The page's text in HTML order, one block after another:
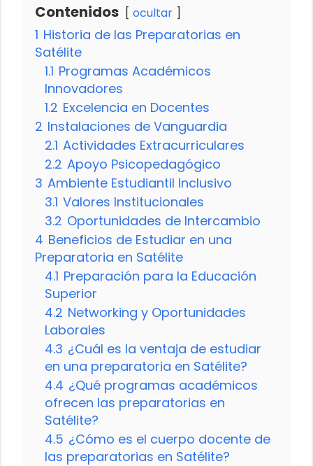
Contenidos ocultar
1 Historia de las Preparatorias en
Satélite
1.1 Programas Académicos
Innovadores
1.2 Excelencia en Docentes
2 Instalaciones de Vanguardia
2.1 Actividades Extracurriculares
2.2 Apoyo Psicopedagógico
3 Ambiente Estudiantil Inclusivo
3.1 Valores Institucionales
3.2 Oportunidades de Intercambio
4 Beneficios de Estudiar en una
Preparatoria en Satélite
4.1 Preparación para la Educación
Superior
4.2 Networking y Oportunidades
Laborales
4.3 ¿Cuál es la ventaja de estudiar
en una preparatoria en Satélite?
4.4 ¿Qué programas académicos
ofrecen las preparatorias en
Satélite?
4.5 ¿Cómo es el cuerpo docente de
las preparatorias en Satélite?